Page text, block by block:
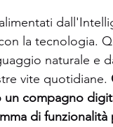
la tecnologia.
naturale e
vite quotidiane.
un compagno
di